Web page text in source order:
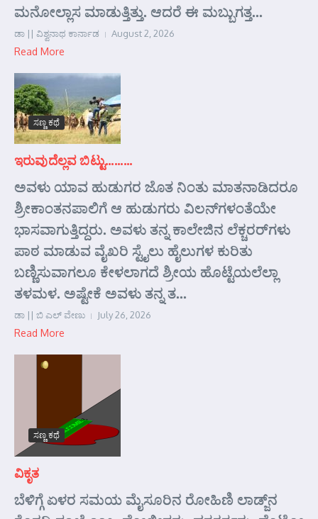
ಮನೋಲ್ಲಾಸ ಮಾಡುತ್ತಿತ್ತು. ಆದರೆ ಈ ಮಬ್ಬುಗತ್ತ...
ಡಾ || ವಿಶ್ವನಾಥ ಕಾರ್ನಾಡ August 2, 2026
Read More
ಸಣ್ಣ ಕಥೆ
ಇರುವುದೆಲ್ಲವ ಬಿಟ್ಟು………
ಅವಳು ಯಾವ ಹುಡುಗರ ಜೊತ ನಿಂತು ಮಾತನಾಡಿದರೂ
ಶ್ರೀಕಾಂತನಪಾಲಿಗೆ ಆ ಹುಡುಗರು ವಿಲನ್‌ಗಳಂತೆಯೇ
ಭಾಸವಾಗುತ್ತಿದ್ದರು. ಅವಳು ತನ್ನ ಕಾಲೇಜಿನ ಲೆಕ್ಚರರ್‌ಗಳು
ಪಾಠ ಮಾಡುವ ವೈಖರಿ ಸ್ಟೈಲು ಹೈಲುಗಳ ಕುರಿತು
ಬಣ್ಣಿಸುವಾಗಲೂ ಕೇಳಲಾಗದೆ ಶ್ರೀಯ ಹೊಟ್ಟೆಯಲೆಲ್ಲಾ
ತಳಮಳ. ಅಷ್ಟೇಕೆ ಅವಳು ತನ್ನ ತ...
ಡಾ || ಬಿ ಎಲ್ ವೇಣು July 26, 2026
Read More
ಸಣ್ಣ ಕಥೆ
ವಿಕೃತ
ಬೆಳಿಗ್ಗೆ ಏಳರ ಸಮಯ ಮೈಸೂರಿನ ರೋಹಿಣಿ ಲಾಡ್ಜ್‌ನ